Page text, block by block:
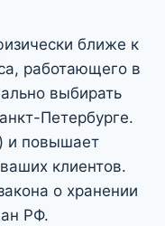
ближе к
работающего в
выбирать
Петербурге.
и повышает
клиентов.
о хранении
РФ.